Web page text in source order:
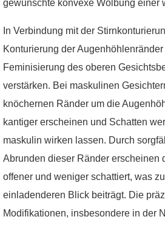
gewünschte konvexe Wölbung einer
In Verbindung mit der
Konturierung der
Feminisierung des oberen
verstärken. Bei maskulinen
knöchernen Ränder um die
kantiger erscheinen und Schatten
maskulin wirken lassen. Durch
Abrunden dieser Ränder erscheinen
offener und weniger schattiert, was
einladenderen Blick beiträgt. Die
Modifikationen, insbesondere in der